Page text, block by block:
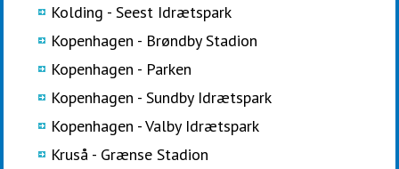
Kolding - Seest Idrætspark
Kopenhagen - Brøndby Stadion
Kopenhagen - Parken
Kopenhagen - Sundby Idrætspark
Kopenhagen - Valby Idrætspark
Kruså - Grænse Stadion